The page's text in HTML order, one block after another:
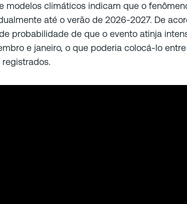
modelos climáticos indicam que o
até o verão de 2026-2027. De
probabilidade de que o evento atinja
e janeiro, o que poderia colocá-lo